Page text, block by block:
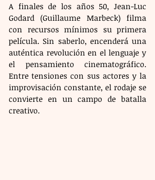
A finales de los años 50, Jean-Luc
Godard (Guillaume Marbeck) filma
con recursos mínimos su primera
película. Sin saberlo, encenderá una
auténtica revolución en el lenguaje y
el pensamiento cinematográfico.
Entre tensiones con sus actores y la
improvisación constante, el rodaje se
convierte en un campo de batalla
creativo.